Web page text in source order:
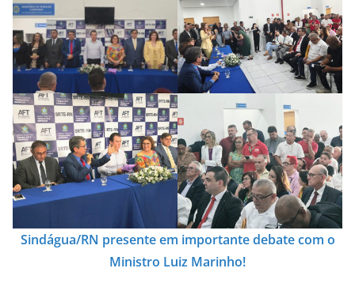
Sindágua/RN presente em importante debate com o
Ministro Luiz Marinho!